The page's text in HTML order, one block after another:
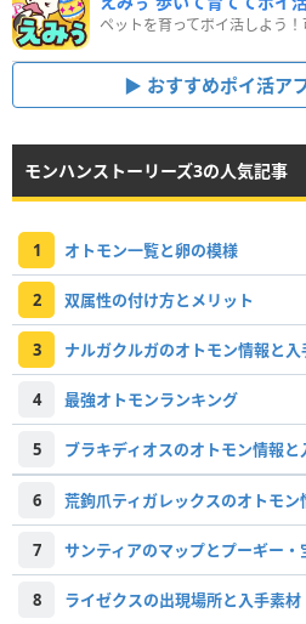
おすすめポイ活ア
モンハンストーリーズ3の人気記事
1 オトモン一覧と卵の模様
2 双属性の付け方とメリット
3 ナルガクルガのオトモン情報と
4 最強オトモンランキング
5 ブラキディオスのオトモン情報
6 荒鉤爪ティガレックスのオトモ
7 サンティアのマップとプーギー・
8 ライゼクスの出現場所と入手素材